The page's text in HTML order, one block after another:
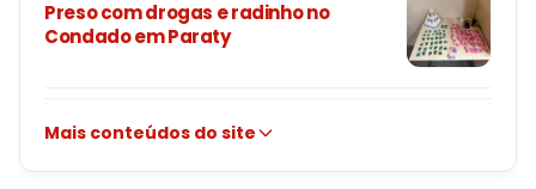
Preso com drogas e radinho no
Condado em Paraty
Mais conteúdos do site